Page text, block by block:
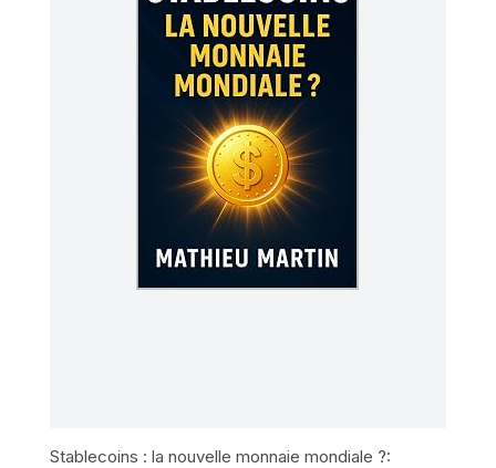
Stablecoins : la nouvelle monnaie mondiale ?: